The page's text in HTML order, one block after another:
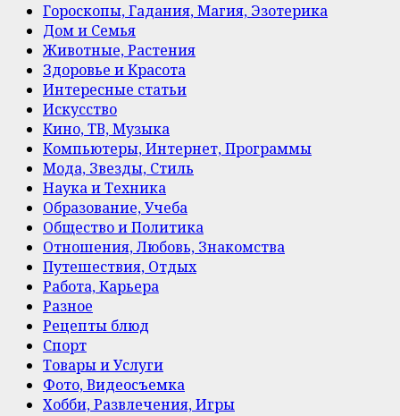
Гороскопы, Гадания, Магия, Эзотерика
Дом и Семья
Животные, Растения
Здоровье и Красота
Интересные статьи
Искусство
Кино, ТВ, Музыка
Компьютеры, Интернет, Программы
Мода, Звезды, Стиль
Наука и Техника
Образование, Учеба
Общество и Политика
Отношения, Любовь, Знакомства
Путешествия, Отдых
Работа, Карьера
Разное
Рецепты блюд
Спорт
Товары и Услуги
Фото, Видеосъемка
Хобби, Развлечения, Игры